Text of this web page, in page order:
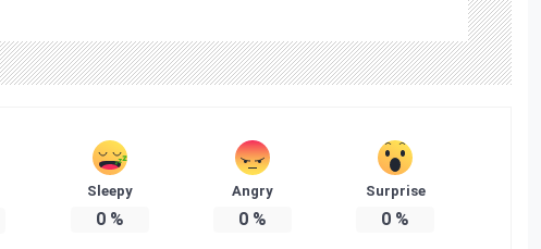
Sleepy
0%
Angry
0%
Surprise
0 %